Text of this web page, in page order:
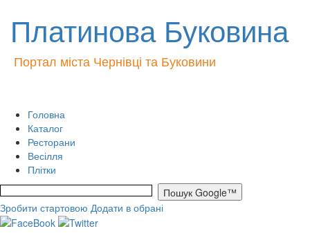
Платинова Буковина
Портал міста Чернівці та Буковини
Головна
Каталог
Ресторани
Весілля
Плітки
Зробити стартовою Додати в обрані